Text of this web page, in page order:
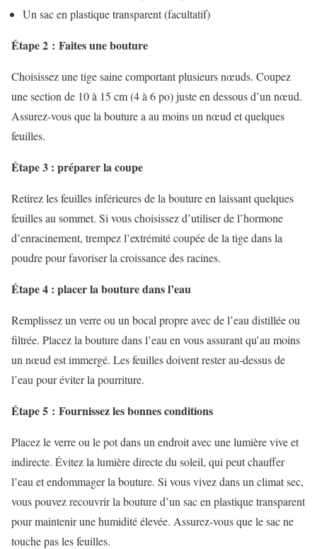
Un sac en plastique transparent (facultatif)
Étape 2 : Faites une bouture
Choisissez une tige saine comportant plusieurs nœuds. Coupez
une section de 10 à 15 cm (4 à 6 po) juste en dessous d’un nœud.
Assurez-vous que la bouture a au moins un nœud et quelques
feuilles.
Étape 3 : préparer la coupe
Retirez les feuilles inférieures de la bouture en laissant quelques
feuilles au sommet. Si vous choisissez d’utiliser de l’hormone
d’enracinement, trempez l’extrémité coupée de la tige dans la
poudre pour favoriser la croissance des racines.
Étape 4 : placer la bouture dans l’eau
Remplissez un verre ou un bocal propre avec de l’eau distillée ou
filtrée. Placez la bouture dans l’eau en vous assurant qu’au moins
un nœud est immergé. Les feuilles doivent rester au-dessus de
l’eau pour éviter la pourriture.
Étape 5 : Fournissez les bonnes conditions
Placez le verre ou le pot dans un endroit avec une lumière vive et
indirecte. Évitez la lumière directe du soleil, qui peut chauffer
l’eau et endommager la bouture. Si vous vivez dans un climat sec,
vous pouvez recouvrir la bouture d’un sac en plastique transparent
pour maintenir une humidité élevée. Assurez-vous que le sac ne
touche pas les feuilles.